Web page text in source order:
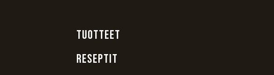
TUOTTEET
RESEPTIT